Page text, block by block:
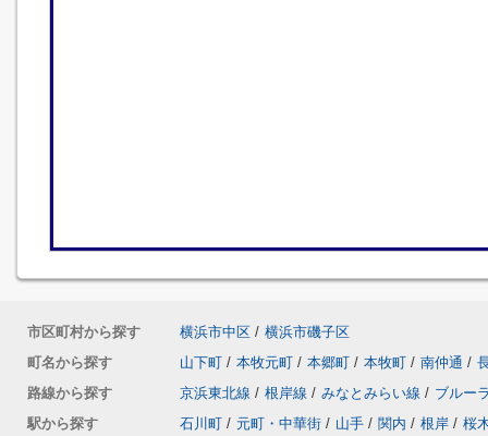
市区町村から探す 横浜市中区 / 横浜市磯子区
町名から探す
山下町 / 本牧元町 / 本郷町 / 本牧町 / 南仲通 /
路線から探す
京浜東北線 / 根岸線 / みなとみらい線 / ブルー
駅から探す
石川町 / 元町・中華街 / 山手 / 関内 / 根岸 / 桜